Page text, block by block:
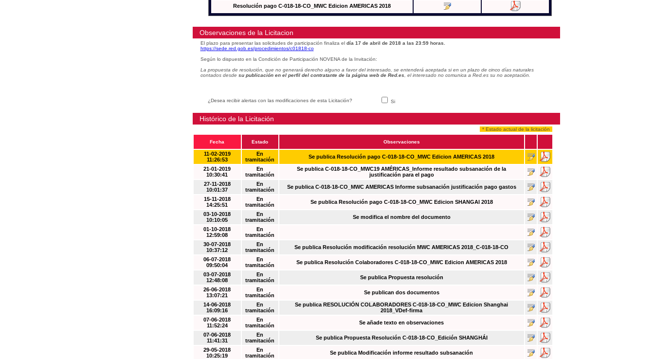
Resolución pago C-018-18-CO_MWC Edicion AMERICAS 2018
Observaciones de la Licitacion
El plazo para presentar las solicitudes de participación finaliza el día 17 de abril de 2018 a las 23:59 horas.
https://sede.red.gob.es/procedimientos/c01818-co
Según lo dispuesto en la Condición de Participación NOVENA de la Invitación:
La propuesta de resolución, que no generará derecho alguno a favor del interesado, se entenderá aceptada si en un plazo de cinco días naturales
contados desde su publicación en el perfil del contratante de la página web de Red.es , el interesado no comunica a Red.es su no aceptación.
¿Desea recibir alertas con las modificaciones de esta Licitación? Si
Histórico de la Licitación
* Estado actual de la licitación
Fecha Estado Observaciones
11-02-2019
11:26:53
En
tramitación
Se publica Resolución pago C-018-18-CO_MWC Edicion AMERICAS 2018
21-01-2019
10:30:41
En
tramitación
Se publica C-018-18-CO_MWC19 AMÉRICAS_Informe resultado subsanación de la
justificación para el pago
27-11-2018
10:01:37
En
tramitación
Se publica C-018-18-CO_MWC AMERICAS Informe subsanación justificación pago gastos
15-11-2018
14:25:51
En
tramitación
Se publica Resolución pago C-018-18-CO_MWC Edicion SHANGAI 2018
03-10-2018
10:10:05
En
tramitación
Se modifica el nombre del documento
01-10-2018
12:59:08
En
tramitación
30-07-2018
10:37:12
En
tramitación
Se publica Resolución modificación resolución MWC AMERICAS 2018_C-018-18-CO
06-07-2018
09:50:04
En
tramitación
Se publica Resolución Colaboradores C-018-18-CO_MWC Edicion AMERICAS 2018
03-07-2018
12:48:08
En
tramitación
Se publica Propuesta resolución
26-06-2018
13:07:21
En
tramitación
Se publican dos documentos
14-06-2018
16:09:16
En
tramitación
Se publica RESOLUCIÓN COLABORADORES C-018-18-CO_MWC Edicion Shanghai
2018_VDef-firma
07-06-2018
11:52:24
En
tramitación
Se añade texto en observaciones
07-06-2018
11:41:31
En
tramitación
Se publica Propuesta Resolución C-018-18-CO_Edición SHANGHÁI
29-05-2018
10:25:19
En
tramitación
Se publica Modificación informe resultado subsanación